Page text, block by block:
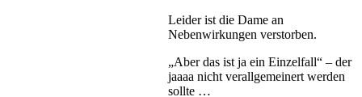
Leider ist die Dame an
Nebenwirkungen verstorben.
„Aber das ist ja ein Einzelfall“ – der
jaaaa nicht verallgemeinert werden
sollte …